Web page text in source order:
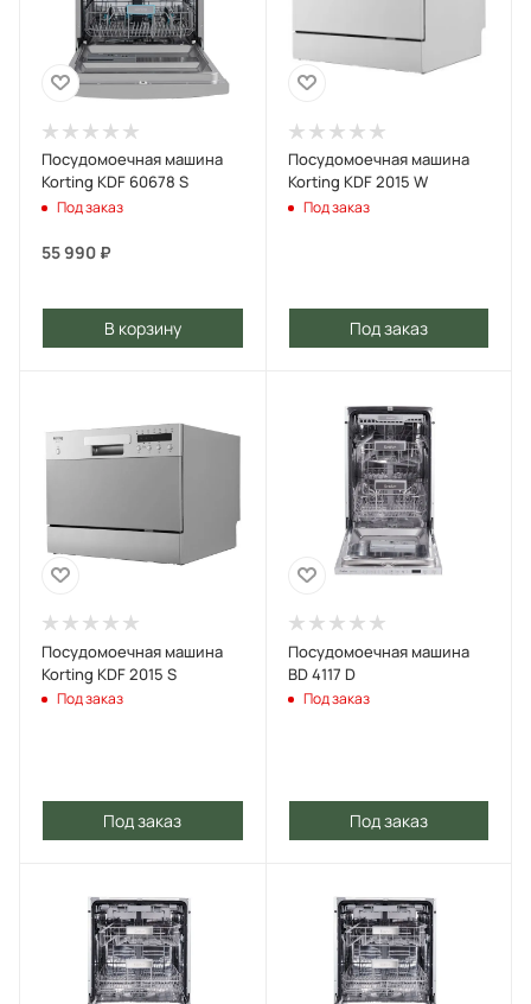
Посудомоечная машина
Korting KDF 60678 S
Под заказ
55 990 ₽
В корзину
Посудомоечная машина
Korting KDF 2015 W
Под заказ
Под заказ
Посудомоечная машина
Korting KDF 2015 S
Под заказ
Под заказ
Посудомоечная машина
BD 4117 D
Под заказ
Под заказ